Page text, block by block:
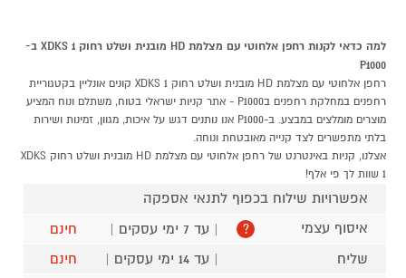
למה כדאי לקנות רחפן אלחוטי עם מצלמת HD מובנית ושלט רחוק XDKS 1 ב-
P1000
רחפן אלחוטי עם מצלמת HD מובנית ושלט רחוק XDKS 1 קונים אונליין בקטגוריית
רחפנים במחלקת רחפנים בP1000 - אתר קניות ישראלי בטוח, משתלם ונוח המציע
מוצרים מומלצים במבצע. ב-P1000 אנו נותנים דגש על איכות, מגוון, זמינות ושירות
בלתי מתפשרים לצד קנייה מאובטחת ונוחה.
אצלנו, קניות באינטרנט של רחפן אלחוטי עם מצלמת HD מובנית ושלט רחוק XDKS
1 שוות לך פי אלף!
אפשרויות שילוח בכפוף לתנאי אספקה
איסוף עצמי
? | עד 7 ימי עסקים |
חינם
שליח
| עד 14 ימי עסקים |
חינם